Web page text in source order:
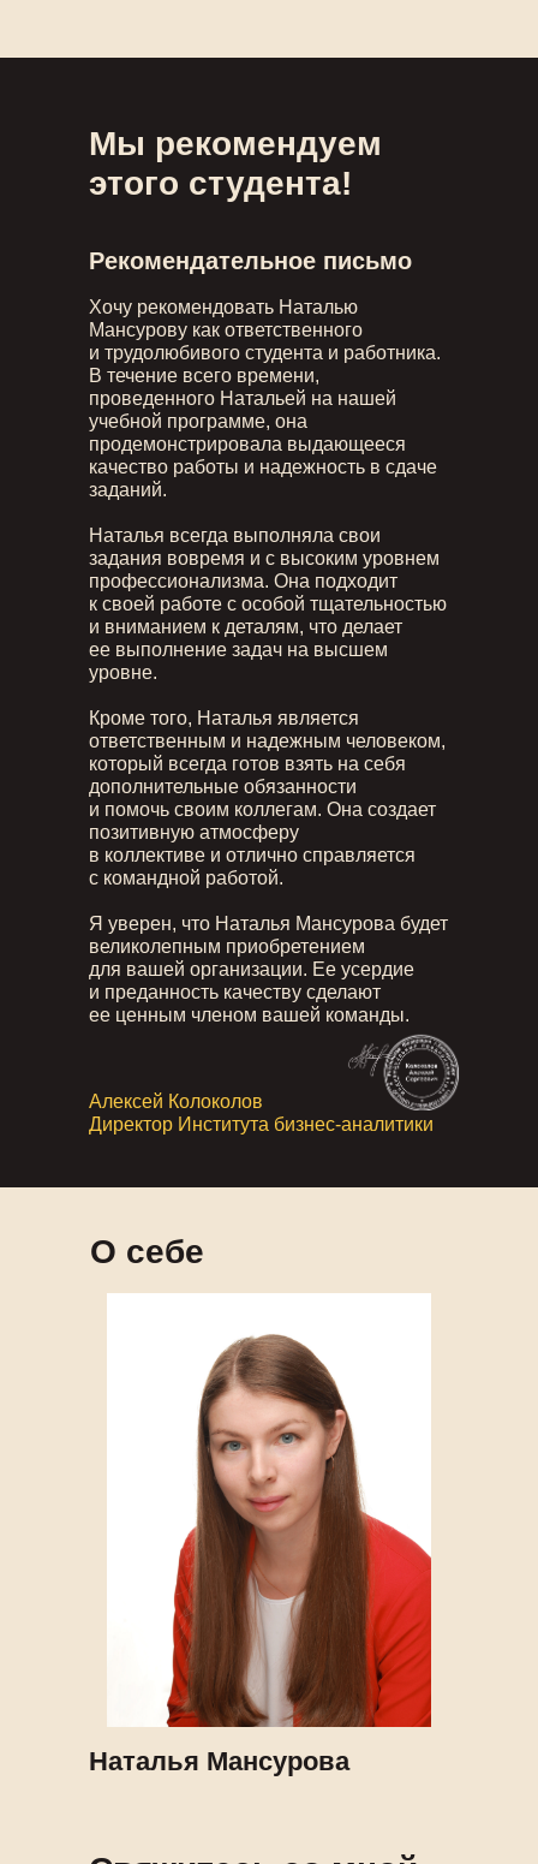
Мы рекомендуем
этого студента!
Хочу рекомендовать Наталью
Мансурову как ответственного
и трудолюбивого студента и работника.
В течение всего времени,
проведенного Натальей на нашей
учебной программе, она
продемонстрировала выдающееся
качество работы и надежность в сдаче
заданий.
Наталья всегда выполняла свои
задания вовремя и с высоким уровнем
профессионализма. Она подходит
к своей работе с особой тщательностью
и вниманием к деталям, что делает
ее выполнение задач на высшем
уровне.
Кроме того, Наталья является
ответственным и надежным человеком,
который всегда готов взять на себя
дополнительные обязанности
и помочь своим коллегам. Она создает
позитивную атмосферу
в коллективе и отлично справляется
с командной работой.
Я уверен, что Наталья Мансурова будет
великолепным приобретением
для вашей организации. Ее усердие
и преданность качеству сделают
ее ценным членом вашей команды.
Алексей Колоколов
Директор Института бизнес-аналитики
Рекомендательное письмо
О себе
Наталья Мансурова